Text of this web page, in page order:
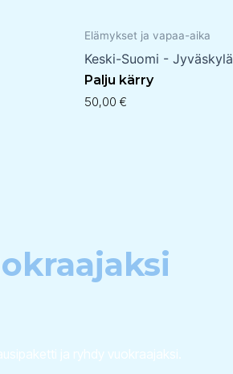
Elämykset ja vapaa-aika
Keski-Suomi - Jyväskylä
Palju kärry
50,00€
ja ryhdy vuokraajaksi.